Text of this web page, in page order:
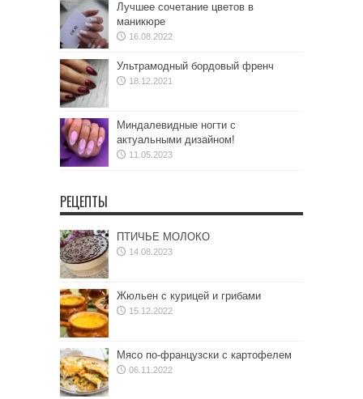
Лучшее сочетание цветов в
маникюре
16.08.2022
Ультрамодный бордовый френч
18.12.2021
Миндалевидные ногти с
актуальными дизайном!
11.05.2023
РЕЦЕПТЫ
ПТИЧЬЕ МОЛОКО
14.08.2023
Жюльен с курицей и грибами
15.12.2022
Мясо по-французски с картофелем
06.11.2022